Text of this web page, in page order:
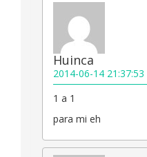
Huinca
2014-06-14 21:37:53
1 a 1
para mi eh